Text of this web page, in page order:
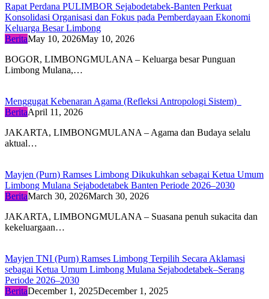
Rapat Perdana PULIMBOR Sejabodetabek-Banten Perkuat
Konsolidasi Organisasi dan Fokus pada Pemberdayaan Ekonomi
Keluarga Besar Limbong
BeritaMay 10, 2026May 10, 2026
BOGOR, LIMBONGMULANA – Keluarga besar Punguan
Limbong Mulana,…
Menggugat Kebenaran Agama (Refleksi Antropologi Sistem)
BeritaApril 11, 2026
JAKARTA, LIMBONGMULANA – Agama dan Budaya selalu
aktual…
Mayjen (Purn) Ramses Limbong Dikukuhkan sebagai Ketua Umum
Limbong Mulana Sejabodetabek Banten Periode 2026–2030
BeritaMarch 30, 2026March 30, 2026
JAKARTA, LIMBONGMULANA – Suasana penuh sukacita dan
kekeluargaan…
Mayjen TNI (Purn) Ramses Limbong Terpilih Secara Aklamasi
sebagai Ketua Umum Limbong Mulana Sejabodetabek–Serang
Periode 2026–2030
BeritaDecember 1, 2025December 1, 2025